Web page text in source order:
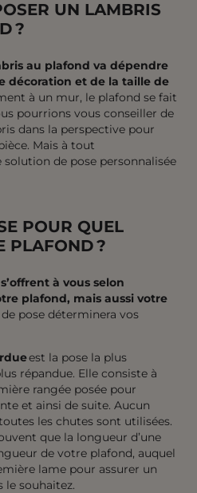
UN LAMBRIS
?
au plafond va dépendre
décoration et de la taille de
à un mur, le plafond se fait
pourrions vous conseiller de
dans la perspective pour
Mais à tout
de pose personnalisée
POUR QUEL
PLAFOND ?
à vous selon
plafond, mais aussi votre
pose déterminera vos
est la pose la plus
répandue. Elle consiste à
rangée posée pour
et ainsi de suite. Aucun
les chutes sont utilisées.
que la longueur d’une
de votre plafond, auquel
lame pour assurer un
le souhaitez.